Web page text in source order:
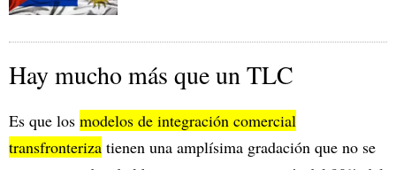
Hay mucho más que un TLC
Es que los modelos de integración comercial
transfronteriza tienen una amplísima gradación que no se